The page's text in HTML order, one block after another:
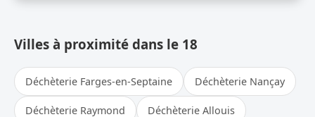
Villes à proximité dans le 18
Déchèterie Farges-en-Septaine Déchèterie Nançay
Déchèterie Raymond Déchèterie Allouis